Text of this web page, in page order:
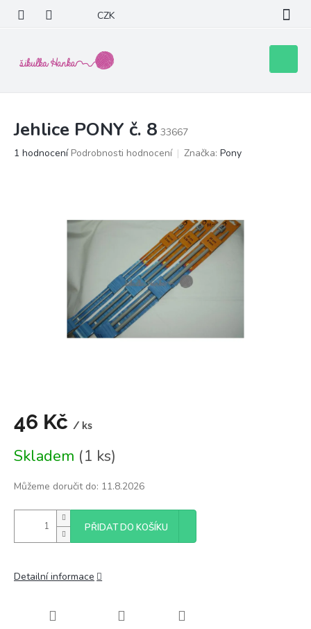
obsah
CZK
košík
Jehlice PONY č. 8 33667
Průměrné
1 hodnocení Podrobnosti hodnocení Značka: Pony
46 Kč / ks
cena:
Skladem (1 ks)
Můžeme doručit do: 11.8.2026
PŘIDAT DO KOŠÍKU
Detailní informace